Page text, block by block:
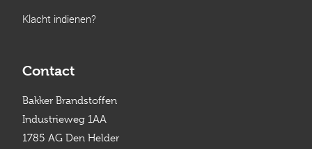
Klacht indienen?
Contact
Bakker Brandstoffen
Industrieweg 1AA
1785 AG Den Helder